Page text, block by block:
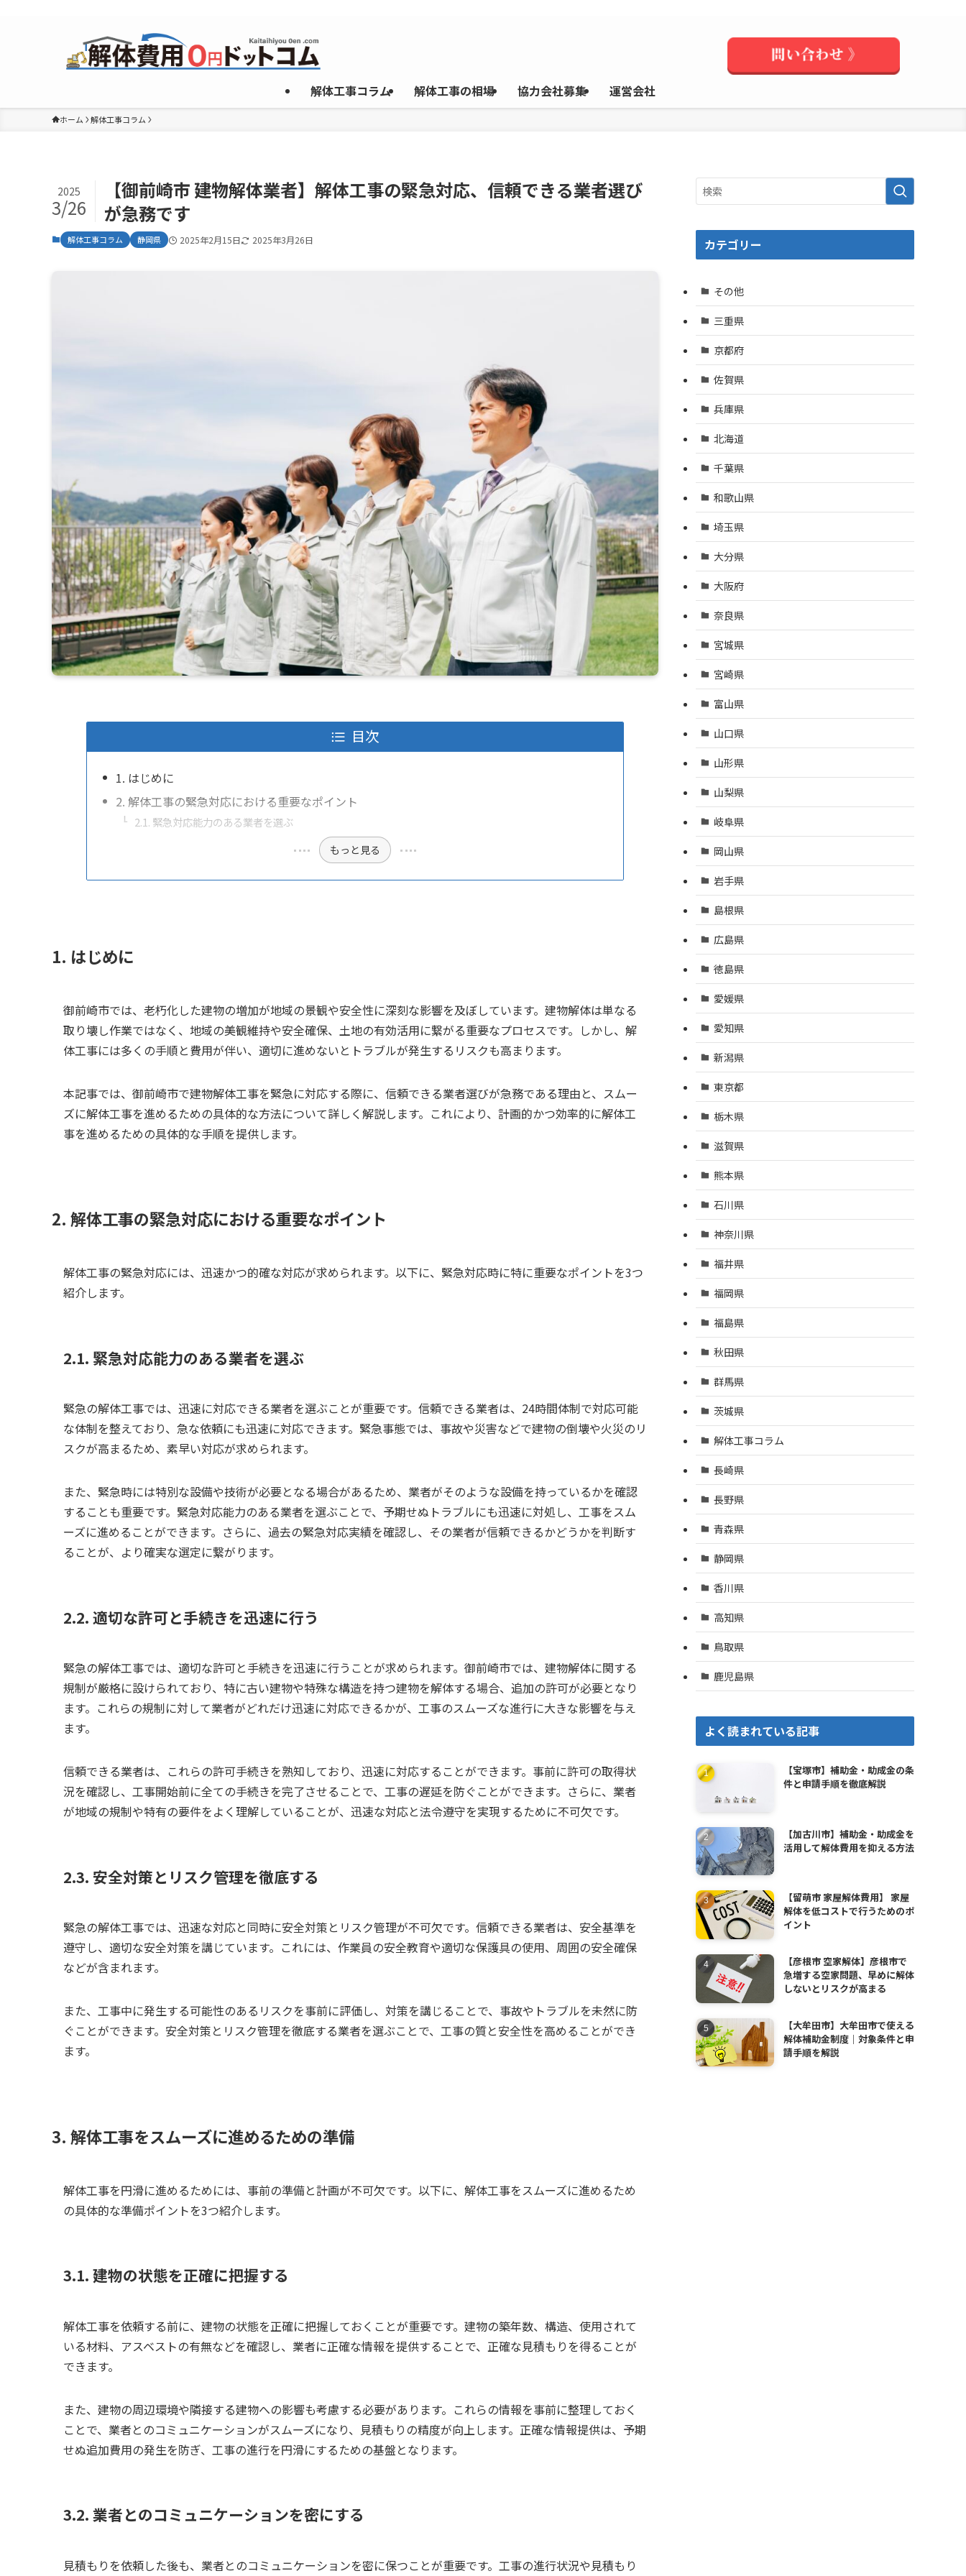
解体工事コラム 解体工事の相場 協力会社募集 運営会社
ホーム 解体工事コラム
【御前崎市 建物解体業者】解体工事の緊急対応、信頼できる業者選び
が急務です
2025
3/26
解体工事コラム 静岡県 2025年2月15日 2025年3月26日
目次
1. はじめに
2. 解体工事の緊急対応における重要なポイント
2.1. 緊急対応能力のある業者を選ぶ
もっと見る
1. はじめに
御前崎市では、老朽化した建物の増加が地域の景観や安全性に深刻な影響を及ぼしています。建物解体は単なる
取り壊し作業ではなく、地域の美観維持や安全確保、土地の有効活用に繋がる重要なプロセスです。しかし、解
体工事には多くの手順と費用が伴い、適切に進めないとトラブルが発生するリスクも高まります。
本記事では、御前崎市で建物解体工事を緊急に対応する際に、信頼できる業者選びが急務である理由と、スムー
ズに解体工事を進めるための具体的な方法について詳しく解説します。これにより、計画的かつ効率的に解体工
事を進めるための具体的な手順を提供します。
2. 解体工事の緊急対応における重要なポイント
解体工事の緊急対応には、迅速かつ的確な対応が求められます。以下に、緊急対応時に特に重要なポイントを3つ
紹介します。
2.1. 緊急対応能力のある業者を選ぶ
緊急の解体工事では、迅速に対応できる業者を選ぶことが重要です。信頼できる業者は、24時間体制で対応可能
な体制を整えており、急な依頼にも迅速に対応できます。緊急事態では、事故や災害などで建物の倒壊や火災のリ
スクが高まるため、素早い対応が求められます。
また、緊急時には特別な設備や技術が必要となる場合があるため、業者がそのような設備を持っているかを確認
することも重要です。緊急対応能力のある業者を選ぶことで、予期せぬトラブルにも迅速に対処し、工事をスム
ーズに進めることができます。さらに、過去の緊急対応実績を確認し、その業者が信頼できるかどうかを判断す
ることが、より確実な選定に繋がります。
2.2. 適切な許可と手続きを迅速に行う
緊急の解体工事では、適切な許可と手続きを迅速に行うことが求められます。御前崎市では、建物解体に関する
規制が厳格に設けられており、特に古い建物や特殊な構造を持つ建物を解体する場合、追加の許可が必要となり
ます。これらの規制に対して業者がどれだけ迅速に対応できるかが、工事のスムーズな進行に大きな影響を与え
ます。
信頼できる業者は、これらの許可手続きを熟知しており、迅速に対応することができます。事前に許可の取得状
況を確認し、工事開始前に全ての手続きを完了させることで、工事の遅延を防ぐことができます。さらに、業者
が地域の規制や特有の要件をよく理解していることが、迅速な対応と法令遵守を実現するために不可欠です。
2.3. 安全対策とリスク管理を徹底する
緊急の解体工事では、迅速な対応と同時に安全対策とリスク管理が不可欠です。信頼できる業者は、安全基準を
遵守し、適切な安全対策を講じています。これには、作業員の安全教育や適切な保護具の使用、周囲の安全確保
などが含まれます。
また、工事中に発生する可能性のあるリスクを事前に評価し、対策を講じることで、事故やトラブルを未然に防
ぐことができます。安全対策とリスク管理を徹底する業者を選ぶことで、工事の質と安全性を高めることができ
ます。
3. 解体工事をスムーズに進めるための準備
解体工事を円滑に進めるためには、事前の準備と計画が不可欠です。以下に、解体工事をスムーズに進めるため
の具体的な準備ポイントを3つ紹介します。
3.1. 建物の状態を正確に把握する
解体工事を依頼する前に、建物の状態を正確に把握しておくことが重要です。建物の築年数、構造、使用されて
いる材料、アスベストの有無などを確認し、業者に正確な情報を提供することで、正確な見積もりを得ることが
できます。
また、建物の周辺環境や隣接する建物への影響も考慮する必要があります。これらの情報を事前に整理しておく
ことで、業者とのコミュニケーションがスムーズになり、見積もりの精度が向上します。正確な情報提供は、予期
せぬ追加費用の発生を防ぎ、工事の進行を円滑にするための基盤となります。
3.2. 業者とのコミュニケーションを密にする
見積もりを依頼した後も、業者とのコミュニケーションを密に保つことが重要です。工事の進行状況や見積もり
カテゴリー
その他
三重県
京都府
佐賀県
兵庫県
北海道
千葉県
和歌山県
埼玉県
大分県
大阪府
奈良県
宮城県
宮崎県
富山県
山口県
山形県
山梨県
岐阜県
岡山県
岩手県
島根県
広島県
徳島県
愛媛県
愛知県
新潟県
東京都
栃木県
滋賀県
熊本県
石川県
神奈川県
福井県
福岡県
福島県
秋田県
群馬県
茨城県
解体工事コラム
長崎県
長野県
青森県
静岡県
香川県
高知県
鳥取県
鹿児島県
よく読まれている記事
【宝塚市】補助金・助成金の条
件と申請手順を徹底解説
【加古川市】補助金・助成金を
活用して解体費用を抑える方法
【留萌市 家屋解体費用】 家屋
解体を低コストで行うためのポ
イント
【彦根市 空家解体】彦根市で
急増する空家問題、早めに解体
しないとリスクが高まる
【大牟田市】大牟田市で使える
解体補助金制度｜対象条件と申
請手順を解説